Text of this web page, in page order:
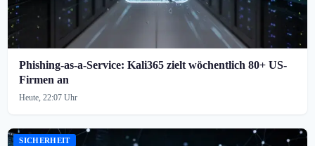
Phishing-as-a-Service: Kali365 zielt wöchentlich 80+ US-
Firmen an
Heute, 22:07 Uhr
SICHERHEIT